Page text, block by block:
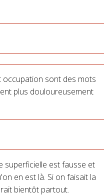
occupation sont des mots
plus douloureusement
superficielle est fausse et
en est là. Si on faisait la
bientôt partout.